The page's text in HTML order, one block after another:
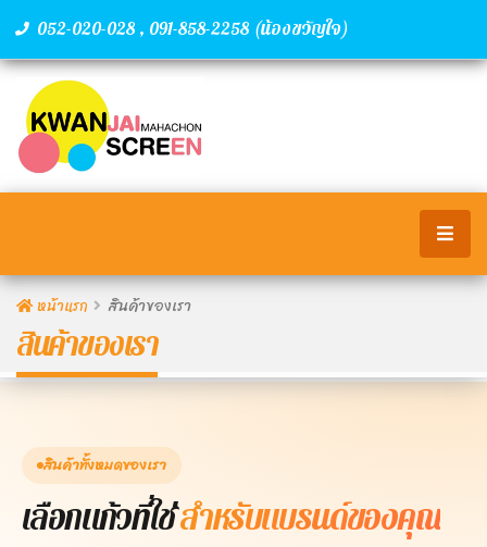
052-020-028 , 091-858-2258 (น้องขวัญใจ)
หน้าแรก สินค้าของเรา
สินค้าของเรา
สินค้าทั้งหมดของเรา
เลือกแก้วที่ใช่สำหรับแบรนด์ของคุณ